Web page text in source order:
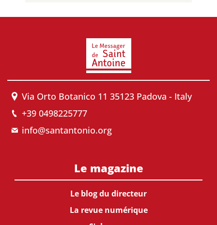
Via Orto Botanico 11 35123 Padova - Italy
+39 0498225777
info@santantonio.org
Le magazine
Le blog du directeur
La revue numérique